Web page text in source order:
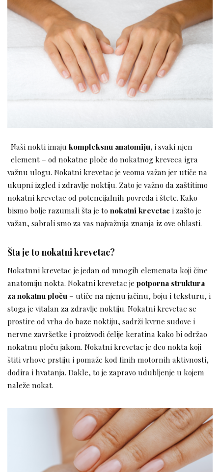
Naši nokti imaju kompleksnu anatomiju, i svaki njen
element – od nokatne ploče do nokatnog kreveca igra
važnu ulogu. Nokatni krevetac je veoma važan jer utiče na
ukupni izgled i zdravlje noktiju. Zato je važno da zaštitimo
nokatni krevetac od potencijalnih povreda i štete. Kako
bismo bolje razumali šta je tonokatni krevetac i zašto je
važan, sabrali smo za vas najvažnija znanja iz ove oblasti.
Šta je to nokatni krevetac?
Nokatnni krevetac je jedan od mnogih elemenata koji čine
anatomiju nokta. Nokatni krevetac je potporna struktura
za nokatnu ploču – utiče na njenu jačinu, boju i teksturu, i
stoga je vitalan za zdravlje noktiju. Nokatni krevetac se
prostire od vrha do baze noktiju, sadrži kvrne sudove i
nervne završetke i proizvodi ćelije keratina kako bi održao
nokatnu ploču jakom. Nokatni krevetac je deo nokta koji
štiti vrhove prstiju i pomaže kod finih motornih aktivnosti,
dodira i hvatanja. Dakle, to je zapravo udubljenje u kojem
naleže nokat.